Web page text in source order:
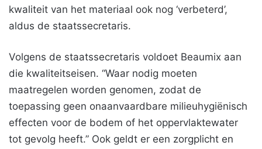
kwaliteit van het materiaal ook nog ‘verbeterd’,
aldus de staatssecretaris.
Volgens de staatssecretaris voldoet Beaumix aan
die kwaliteitseisen. “Waar nodig moeten
maatregelen worden genomen, zodat de
toepassing geen onaanvaardbare milieuhygiënisch
effecten voor de bodem of het oppervlaktewater
tot gevolg heeft.” Ook geldt er een zorgplicht en